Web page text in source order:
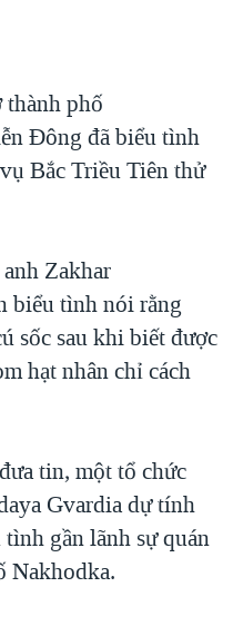
MỸ: QUÁ KHỨ VÀ HIỆN
GAZA
THẮNG CUỘC'
NAM
VIỆT NAM
phố
Đông đã biểu tình
Bắc Triều Tiên thử
Zakhar
biểu tình nói rằng
sốc sau khi biết được
hạt nhân chỉ cách
tin, một tổ chức
Gvardia dự tính
gần lãnh sự quán
Nakhodka.